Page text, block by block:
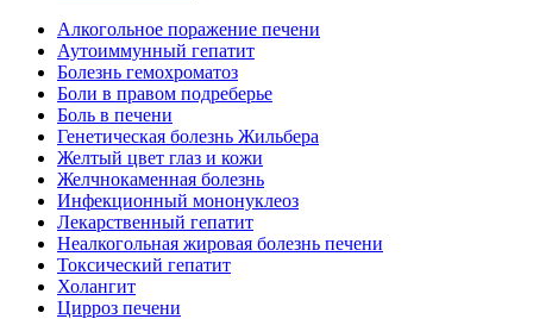
Алкогольное поражение печени
Аутоиммунный гепатит
Болезнь гемохроматоз
Боли в правом подреберье
Боль в печени
Генетическая болезнь Жильбера
Желтый цвет глаз и кожи
Желчнокаменная болезнь
Инфекционный мононуклеоз
Лекарственный гепатит
Неалкогольная жировая болезнь печени
Токсический гепатит
Холангит
Цирроз печени